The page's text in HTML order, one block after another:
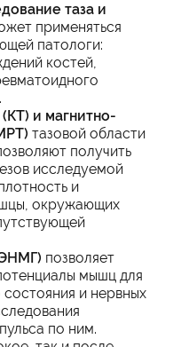
таза и
применяться
патологи:
костей,
и магнитно-
тазовой области
получить
исследуемой
и
окружающих
позволяет
мышц для
и нервных
по ним.